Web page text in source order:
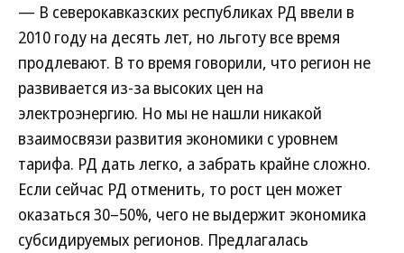
— В северокавказских республиках РД ввели в
2010 году на десять лет, но льготу все время
продлевают. В то время говорили, что регион не
развивается из-за высоких цен на
электроэнергию. Но мы не нашли никакой
взаимосвязи развития экономики с уровнем
тарифа. РД дать легко, а забрать крайне сложно.
Если сейчас РД отменить, то рост цен может
оказаться 30–50%, чего не выдержит экономика
субсидируемых регионов. Предлагалась